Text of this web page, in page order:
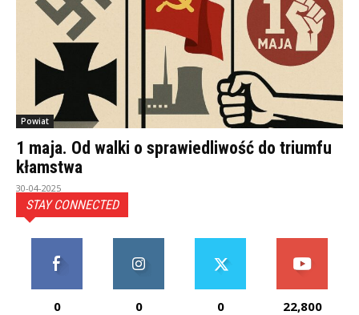
Powiat
1 maja. Od walki o sprawiedliwość do triumfu
kłamstwa
30-04-2025
STAY CONNECTED
0 0 0 22,800